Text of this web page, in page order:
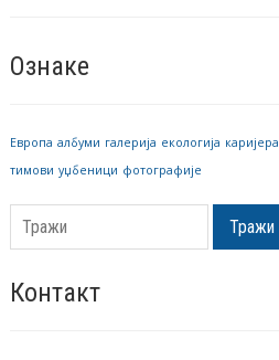
Ознаке
Европа албуми галерија екологија каријера
тимови уџбеници фотографије
Тражи
Контакт